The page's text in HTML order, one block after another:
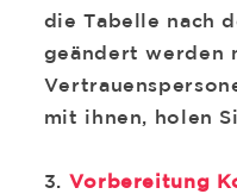
die Tabelle nach
geändert werden
mit ihnen, holen
Vorbereitung